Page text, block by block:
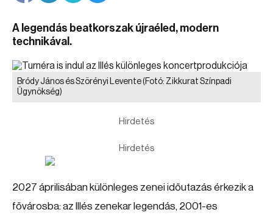
A legendás beatkorszak újraéled, modern
technikával.
Bródy János és Szörényi Levente(Fotó: Zikkurat Színpadi
Ügynökség)
Hirdetés
Hirdetés
2027 áprilisában különleges zenei időutazás érkezik a
fővárosba: az Illés zenekar legendás, 2001-es